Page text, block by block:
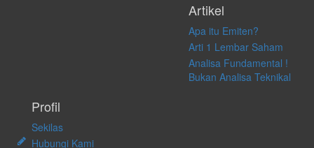
Artikel
Apa itu Emiten?
Arti 1 Lembar Saham
Analisa Fundamental !
Bukan Analisa Teknikal
Profil
Sekilas
Hubungi Kami